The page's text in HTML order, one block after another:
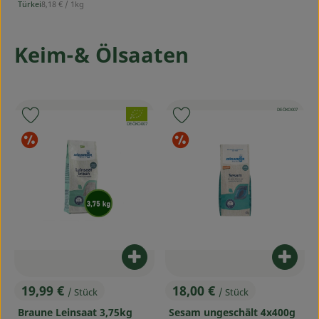
, Herkunft:
Türkei, Referenzpreis:
8,18 € / 1kg
Keim-& Ölsaaten
, Preis:
19,99 € / Stück
Braune Leinsaat 3,75kg
Produkt zum Warenkorb
, Verband:
, Kontrollstelle:
DE-ÖKO-007
Sonderangebote
Produkt zu Favouriten hinzufügen
, Preis:
18,00 € / Stück
Sesam ungeschält 4x400g
, Kontrollstelle:
DE-ÖKO-007
Produkt zu Favouriten